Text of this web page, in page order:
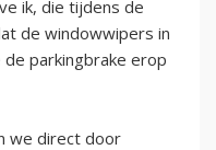
ik, die tijdens de
de windowwipers in
de parkingbrake erop
we direct door